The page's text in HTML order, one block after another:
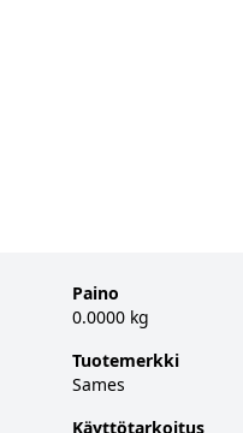
Paino
0.0000 kg
Tuotemerkki
Sames
Käyttötarkoitus